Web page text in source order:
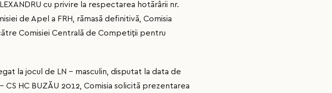
cu privire la respectarea hotărârii nr.
de Apel a FRH, rămasă definitivă, Comisia
Comisiei Centrală de Competiţii pentru
la jocul de LN - masculin, disputat la data de
HC BUZĂU 2012, Comisia solicită prezentarea